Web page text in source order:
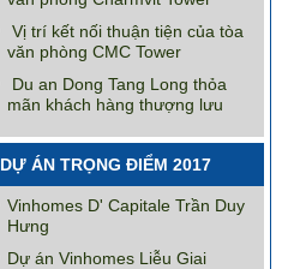
Vị trí kết nối thuận tiện của tòa
văn phòng CMC Tower
Du an Dong Tang Long thỏa
mãn khách hàng thượng lưu
DỰ ÁN TRỌNG ĐIỂM 2017
Vinhomes D' Capitale Trần Duy
Hưng
Dự án Vinhomes Liễu Giai